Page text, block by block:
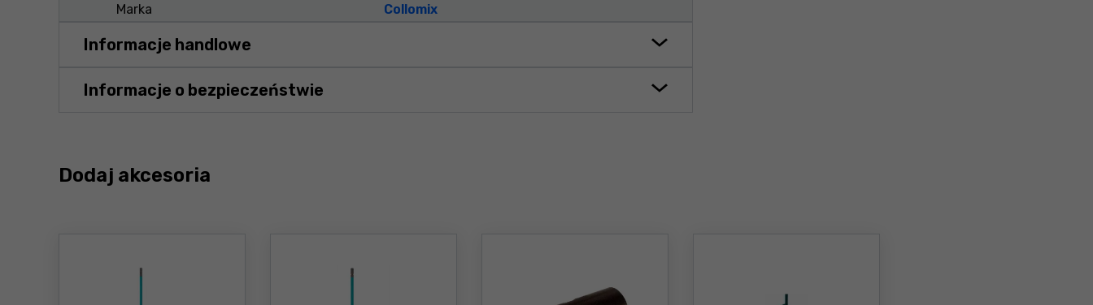
Marka Collomix
Informacje handlowe
Informacje o bezpieczeństwie
Dodaj akcesoria